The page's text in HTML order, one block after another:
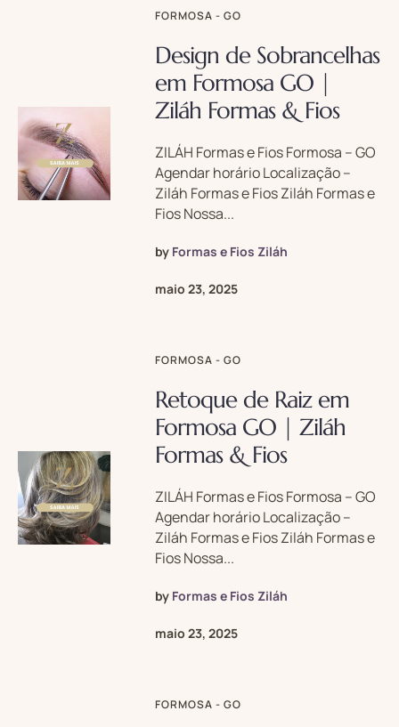
FORMOSA - GO
Design de Sobrancelhas
em Formosa GO |
Ziláh Formas & Fios
ZILÁH Formas e Fios Formosa – GO
Agendar horário Localização –
Ziláh Formas e Fios Ziláh Formas e
Fios Nossa...
by Formas e Fios Ziláh
maio 23, 2025
FORMOSA - GO
Retoque de Raiz em
Formosa GO | Ziláh
Formas & Fios
ZILÁH Formas e Fios Formosa – GO
Agendar horário Localização –
Ziláh Formas e Fios Ziláh Formas e
Fios Nossa...
by Formas e Fios Ziláh
maio 23, 2025
FORMOSA - GO